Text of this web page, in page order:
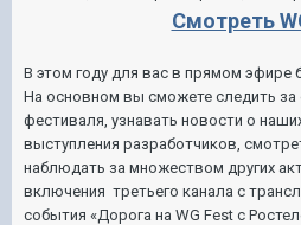
Смотреть
В этом году для вас в прямом эфире
На основном вы сможете следить
фестиваля, узнавать новости о
выступления разработчиков,
наблюдать за множеством других
включения третьего канала с
события «Дорога на WG Fest c